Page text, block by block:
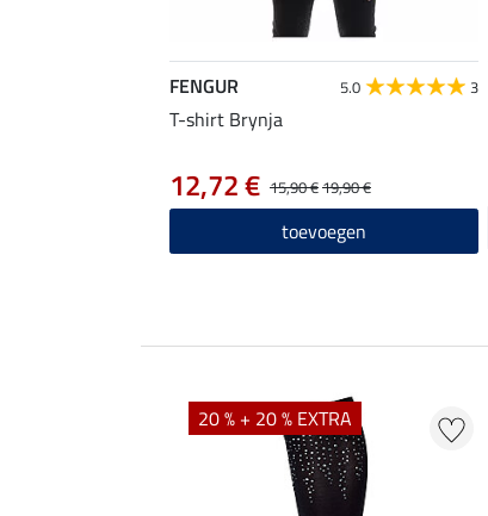
FENGUR 5.0 3
T-shirt Brynja
15,90 €19,90 €
12,72 €
toevoegen
20 % + 20 % EXTRA